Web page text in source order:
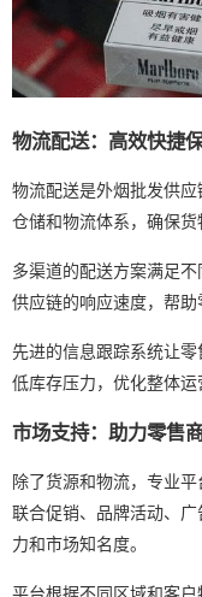
物流配送：高效快捷
物流配送是外烟批发供
仓储和物流体系，确保货
多渠道的配送方案满足
供应链的响应速度，帮助
先进的信息跟踪系统让
低库存压力，优化整体运
市场支持：助力零售
除了货源和物流，专业
联合促销、品牌活动、
力和市场知名度。